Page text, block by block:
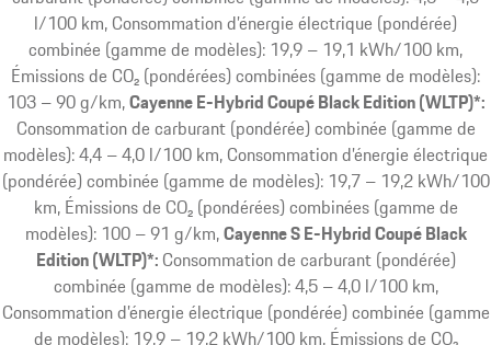
l/100 km, Consommation d’énergie électrique (pondérée)
combinée (gamme de modèles): 19,9 – 19,1 kWh/100 km,
Émissions de CO₂ (pondérées) combinées (gamme de modèles):
103 – 90 g/km Cayenne E-Hybrid Coupé Black Edition (WLTP)*:
Consommation de carburant (pondérée) combinée (gamme de
modèles): 4,4 – 4,0 l/100 km, Consommation d’énergie électrique
(pondérée) combinée (gamme de modèles): 19,7 – 19,2 kWh/100
km, Émissions de CO₂ (pondérées) combinées (gamme de
modèles): 100 – 91 g/km Cayenne S E-Hybrid Coupé Black
Edition (WLTP)*: Consommation de carburant (pondérée)
combinée (gamme de modèles): 4,5 – 4,0 l/100 km,
Consommation d’énergie électrique (pondérée) combinée (gamme
de modèles): 19,9 – 19,2 kWh/100 km, Émissions de CO₂